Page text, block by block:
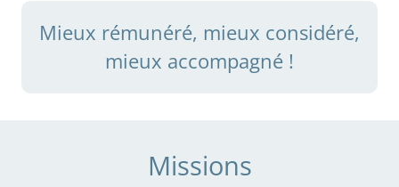
Mieux rémunéré, mieux considéré,
mieux accompagné !
Missions